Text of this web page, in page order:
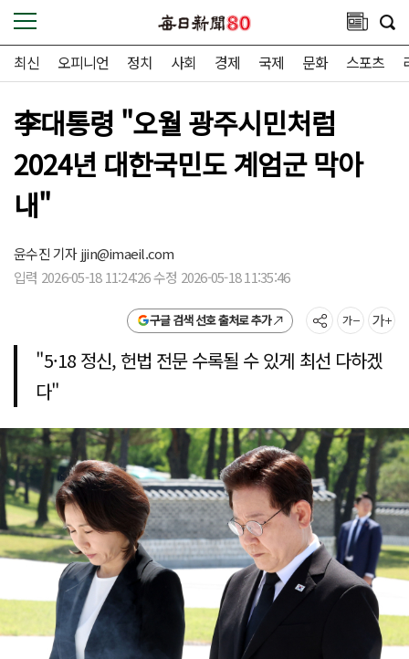
최신 오피니언 정치 사회 경제 국제 문화 스포츠
李대통령 "오월 광주시민처럼
2024년 대한국민도 계엄군 막아
내"
윤수진 기자jjin@imaeil.com
입력 2026-05-18 11:24:26 수정 2026-05-18 11:35:46
구글 검색 선호 출처로 추가
"5·18 정신, 헌법 전문 수록될 수 있게 최선 다하겠
다"